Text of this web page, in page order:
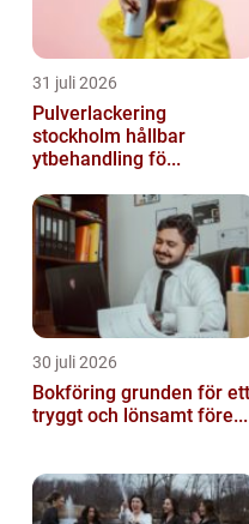
31 juli 2026
Pulverlackering
stockholm hållbar
ytbehandling fö...
30 juli 2026
Bokföring grunden för ett
tryggt och lönsamt före...